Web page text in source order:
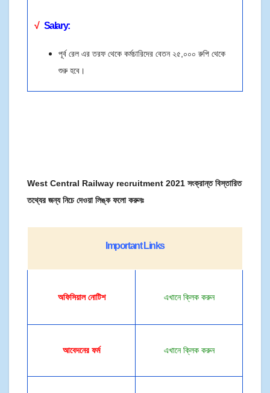
√ Salary:
পূর্ব রেল এর তরফথেকে কর্মচারিদের বেতন ২৫,০০০ রুপি থেকে
শুরু হবে।
West Central Railway recruitment 2021 সংক্রান্ত বিস্তারিত
তথ্যের জন্য নিচে দেওয়া লিঙ্ক ফলো করুনঃ
Important Links
অফিসিয়ালনোটিশ এখানে ক্লিক করুন
আবেদনের ফর্ম এখানে ক্লিক করুন